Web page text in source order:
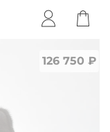
126 750 ₽